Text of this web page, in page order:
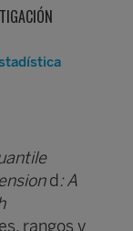
d: A
rangos y